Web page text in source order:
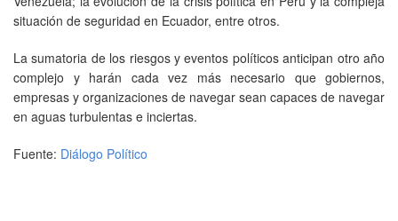
situación de seguridad en Ecuador, entre otros.
La sumatoria de los riesgos y eventos políticos anticipan otro año
complejo y harán cada vez más necesario que gobiernos,
empresas y organizaciones de navegar sean capaces de navegar
en aguas turbulentas e inciertas.
Fuente: Diálogo Político